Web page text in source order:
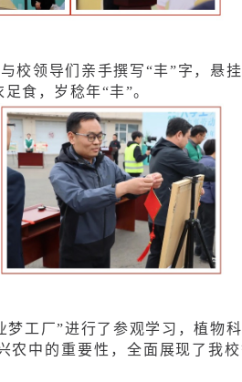
校领导们亲手撰写“丰”字，悬
食，岁稔年“丰”。
工厂”进行了参观学习，植物
农中的重要性，全面展现了我